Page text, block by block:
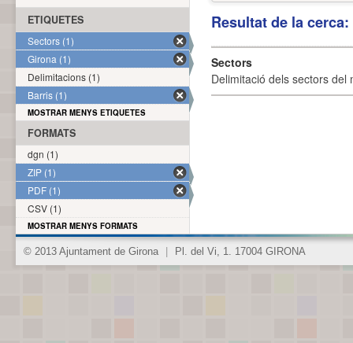
Resultat de la
Sectors
Delimitació dels sectors del
ETIQUETES
Sectors (1)
Girona (1)
Delimitacions (1)
Barris (1)
MOSTRAR MENYS ETIQUETES
FORMATS
dgn (1)
ZIP (1)
PDF (1)
CSV (1)
MOSTRAR MENYS FORMATS
© 2013 Ajuntament de Girona Pl. del Vi, 1. 17004 GIRONA